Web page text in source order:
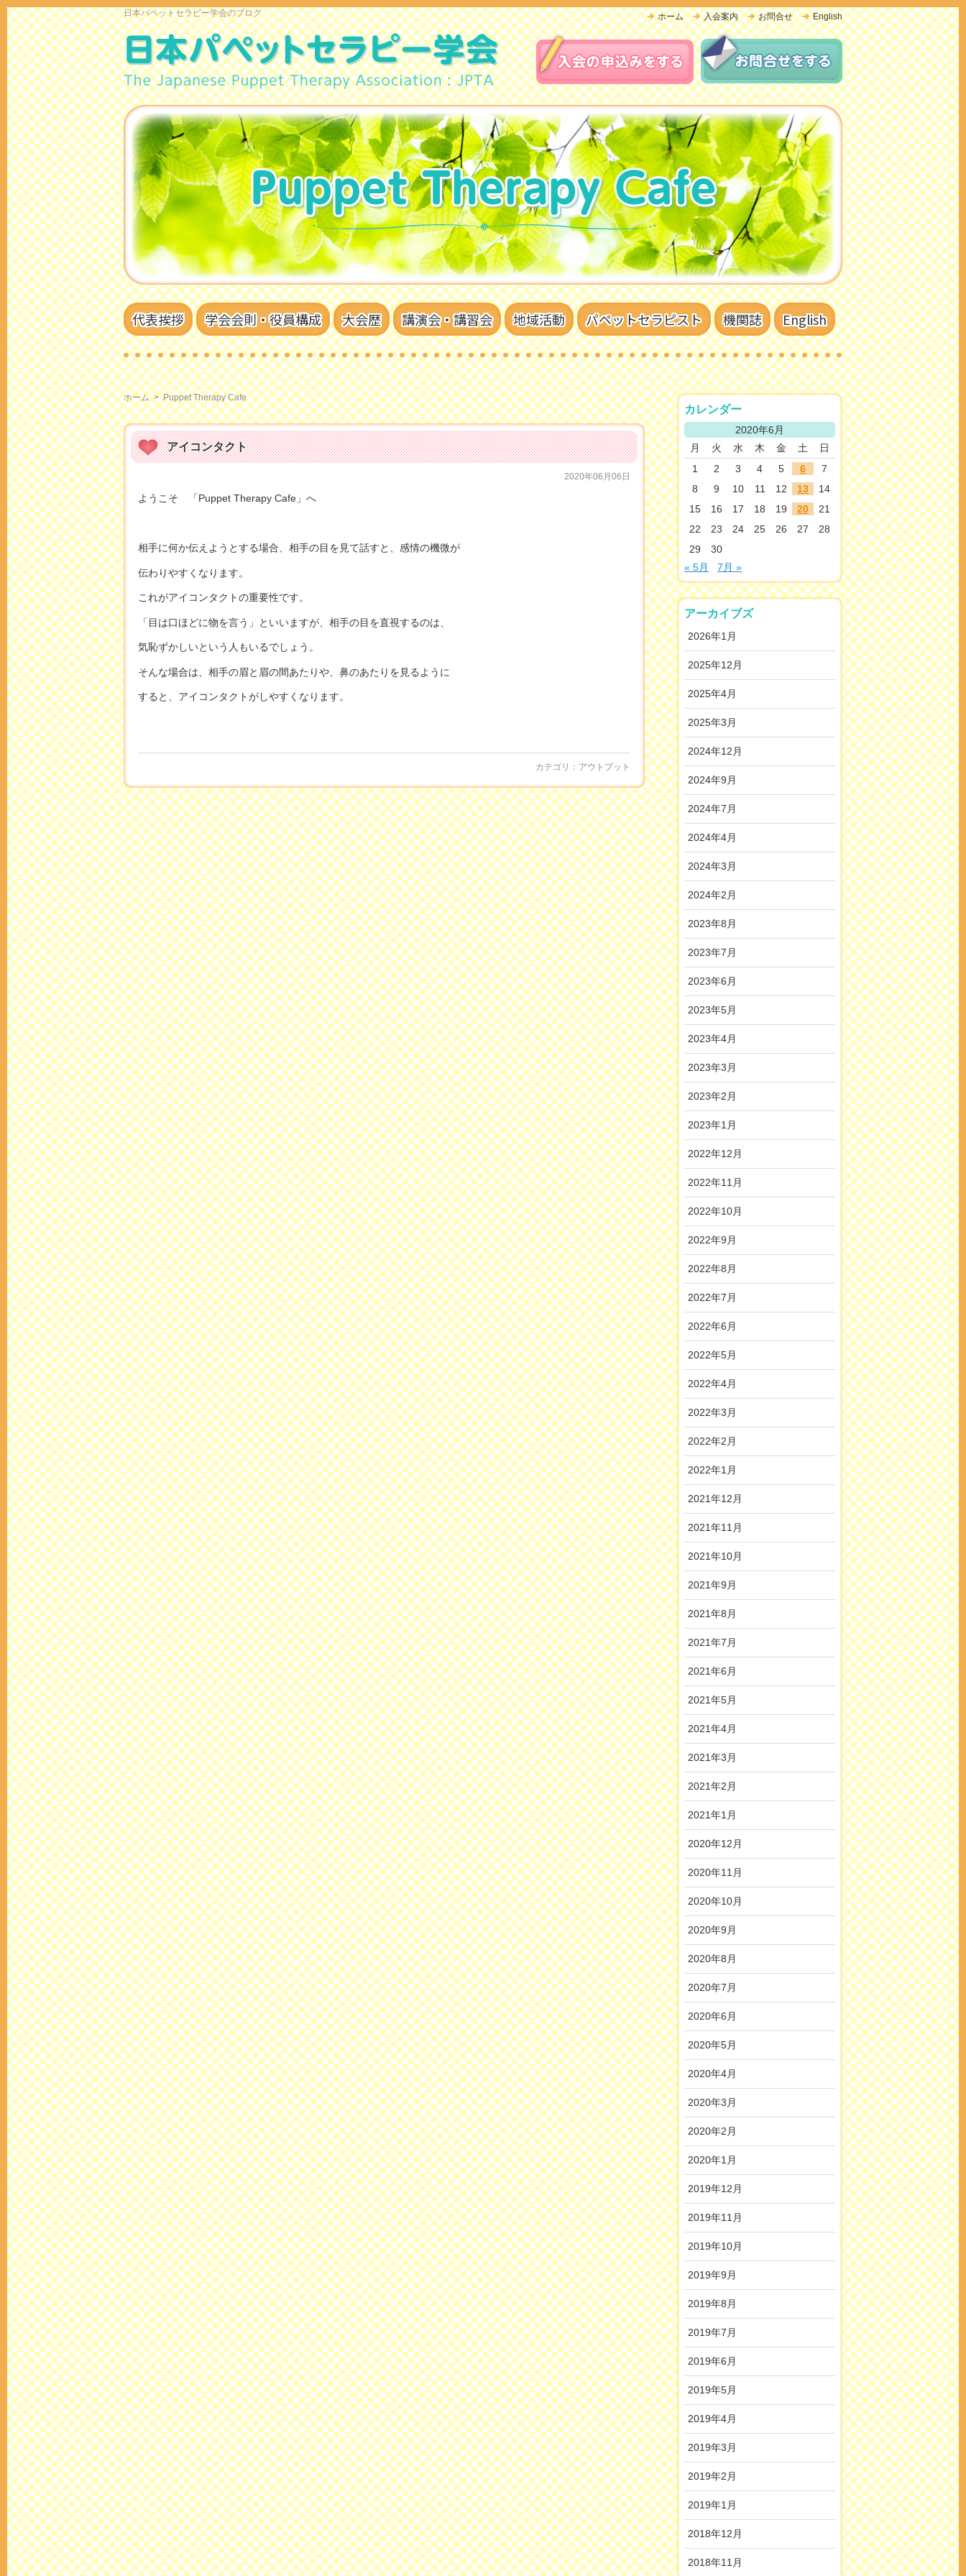
日本パペットセラピー学会のブログ ホーム 入会案内 お問合せ English
代表挨拶 学会会則・役員構成 大会歴 講演会・講習会 地域活動 パペットセラピスト 機関誌 English
ホーム > Puppet Therapy Cafe
アイコンタクト
2020年06月06日
ようこそ 「Puppet Therapy Cafe」へ
相手に何か伝えようとする場合、相手の目を見て話すと、感情の機微が
伝わりやすくなります。
これがアイコンタクトの重要性です。
「目は口ほどに物を言う」といいますが、相手の目を直視するのは、
気恥ずかしいという人もいるでしょう。
そんな場合は、相手の眉と眉の間あたりや、鼻のあたりを見るように
すると、アイコンタクトがしやすくなります。
カテゴリ： アウトプット
カレンダー
2020年6月
月
火 水 木 金 土
日
1
2 3 4 5 6
7
8
9 10 11 12 13
14
15
16 17 18 19 20
21
22
23 24 25 26 27
28
29
30
« 5月
7月 »
アーカイブズ
2026年1月
2025年12月
2025年4月
2025年3月
2024年12月
2024年9月
2024年7月
2024年4月
2024年3月
2024年2月
2023年8月
2023年7月
2023年6月
2023年5月
2023年4月
2023年3月
2023年2月
2023年1月
2022年12月
2022年11月
2022年10月
2022年9月
2022年8月
2022年7月
2022年6月
2022年5月
2022年4月
2022年3月
2022年2月
2022年1月
2021年12月
2021年11月
2021年10月
2021年9月
2021年8月
2021年7月
2021年6月
2021年5月
2021年4月
2021年3月
2021年2月
2021年1月
2020年12月
2020年11月
2020年10月
2020年9月
2020年8月
2020年7月
2020年6月
2020年5月
2020年4月
2020年3月
2020年2月
2020年1月
2019年12月
2019年11月
2019年10月
2019年9月
2019年8月
2019年7月
2019年6月
2019年5月
2019年4月
2019年3月
2019年2月
2019年1月
2018年12月
2018年11月